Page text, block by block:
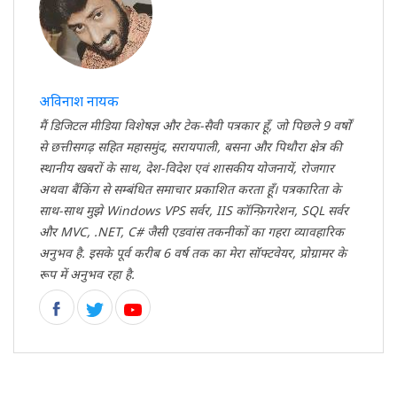
अविनाश नायक
मैं डिजिटल मीडिया विशेषज्ञ और टेक-सैवी पत्रकार हूँ, जो पिछले 9 वर्षों
से छत्तीसगढ़ सहित महासमुंद, सरायपाली, बसना और पिथौरा क्षेत्र की
स्थानीय खबरों के साथ, देश-विदेश एवं शासकीय योजनायें, रोजगार
अथवा बैंकिंग से सम्बंधित समाचार प्रकाशित करता हूँ। पत्रकारिता के
साथ-साथ मुझे Windows VPS सर्वर, IIS कॉन्फ़िगरेशन, SQL सर्वर
और MVC, .NET, C# जैसी एडवांस तकनीकों का गहरा व्यावहारिक
अनुभव है. इसके पूर्व करीब 6 वर्ष तक का मेरा सॉफ्टवेयर, प्रोग्रामर के
रूप में अनुभव रहा है.